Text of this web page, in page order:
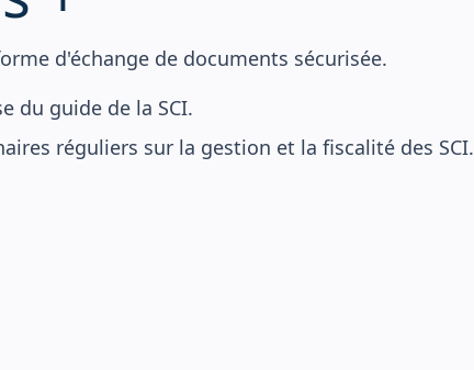
d'échange de documents sécurisée.
du guide de la SCI.
réguliers sur la gestion et la fiscalité des SCI.